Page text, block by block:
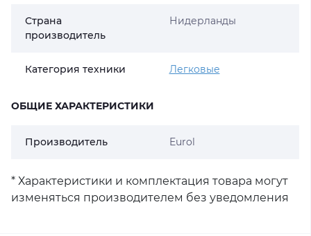
Страна
производитель
Нидерланды
Категория техники Легковые
ОБЩИЕ ХАРАКТЕРИСТИКИ
Производитель Eurol
* Характеристики и комплектация товара могут
изменяться производителем без уведомления